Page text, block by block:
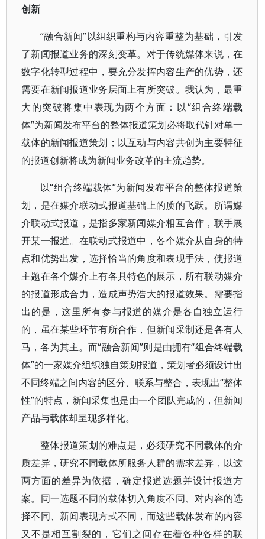
创新
“融合新闻”以组织重构与内容重整为基础，引发
了新闻报道业务的深刻变革。对于传统媒体来说，在
数字化转型过程中，要充分发挥内容生产的优势，还
需要在新闻报道业务层面上有所突破。我认为，最重
大的突破将集中表现为两个方面：以“组合终端载
体”为新闻发布平台的整体报道策划必将取代针对单一
载体的新闻报道策划；以互动与内容共创为主要特征
的报道创新将成为新闻业务改革的主流趋势。
以“组合终端载体”为新闻发布平台的整体报道策
划，是在媒介联动式报道基础上的质的飞跃。所谓媒
介联动式报道，是指多家新闻媒介相互合作，联手展
开某一报道。在联动式报道中，各个媒介从自身的特
点和优势出发，选择恰当的角度和表现手法，使报道
主题在各个媒介上有各具特色的展示，所有联动媒介
的报道形成合力，造成声势浩大的报道效果。需要指
出的是，这里所有参与报道的媒介是各自独立运行
的，虽在某些环节有所合作，但新闻采制还是各有人
马，各为其主。而“融合新闻”则是由拥有“组合终端载
体”的一家媒介组织独自策划报道，策划者必须设计出
不同终端之间内容的区分、联系与整合，表现出“整体
性”的特点，新闻采集也是由一个团队完成的，但新闻
产品与载体却呈现多样化。
整体报道策划的难点是，必须研究不同载体的介
质差异，研究不同载体所服务人群的需求差异，以这
两方面的差异为依据，确定报道选题并设计报道方
案。同一选题不同的载体切入角度不同、对内容的选
择不同、新闻表现方式不同，而这些载体发布的内容
又不是相互割裂的，它们之间存在着各种各样的联